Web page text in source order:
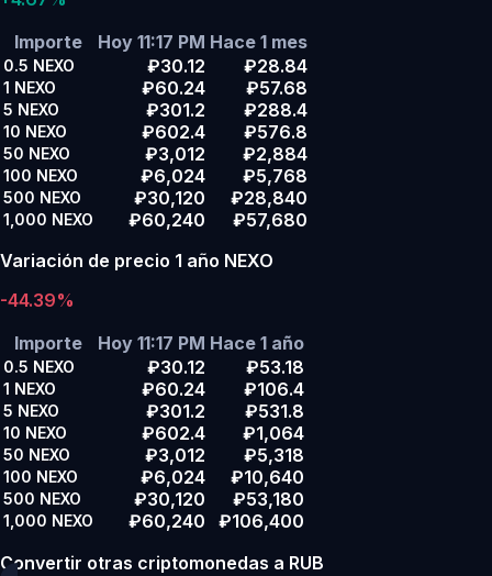
Importe
Hoy 11:17 PM Hace 1 mes
0.5 NEXO ₽30.12 ₽28.84
1 NEXO ₽60.24 ₽57.68
5 NEXO ₽301.2 ₽288.4
10 NEXO ₽602.4 ₽576.8
50 NEXO ₽3,012 ₽2,884
100 NEXO ₽6,024 ₽5,768
500 NEXO ₽30,120 ₽28,840
1,000 NEXO ₽60,240
₽57,680
Variación de precio 1 año NEXO
-44.39%
Importe
Hoy 11:17 PM Hace 1 año
0.5 NEXO ₽30.12 ₽53.18
1 NEXO ₽60.24 ₽106.4
5 NEXO ₽301.2 ₽531.8
10 NEXO ₽602.4 ₽1,064
50 NEXO ₽3,012 ₽5,318
100 NEXO ₽6,024 ₽10,640
500 NEXO ₽30,120 ₽53,180
1,000 NEXO ₽60,240
₽106,400
Convertir otras criptomonedas a RUB